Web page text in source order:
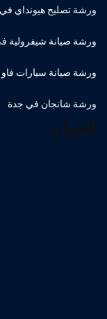
ورشة تصليح هيونداي
ورشة صيانة شيفرولية
ورشة صيانة سيارات
ورشة شانجان في جدة
العنوان